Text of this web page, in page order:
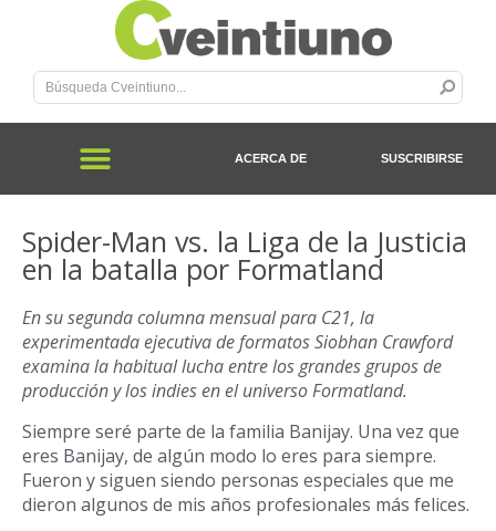
ACERCA DE SUSCRIBIRSE
Spider-Man vs. la Liga de la Justicia
en la batalla por Formatland
En su segunda columna mensual para C21, la
experimentada ejecutiva de formatos Siobhan Crawford
examina la habitual lucha entre los grandes grupos de
producción y los indies en el universo Formatland.
Siempre seré parte de la familia Banijay. Una vez que
eres Banijay, de algún modo lo eres para siempre.
Fueron y siguen siendo personas especiales que me
dieron algunos de mis años profesionales más felices.